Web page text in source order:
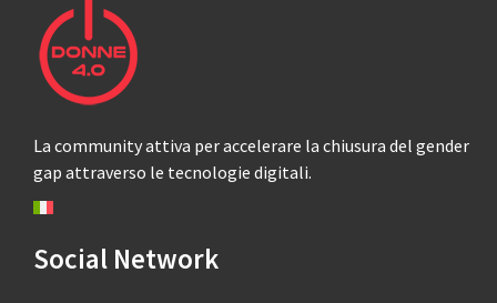
La community attiva per accelerare la chiusura del gender
gap attraverso le tecnologie digitali.
Social Network